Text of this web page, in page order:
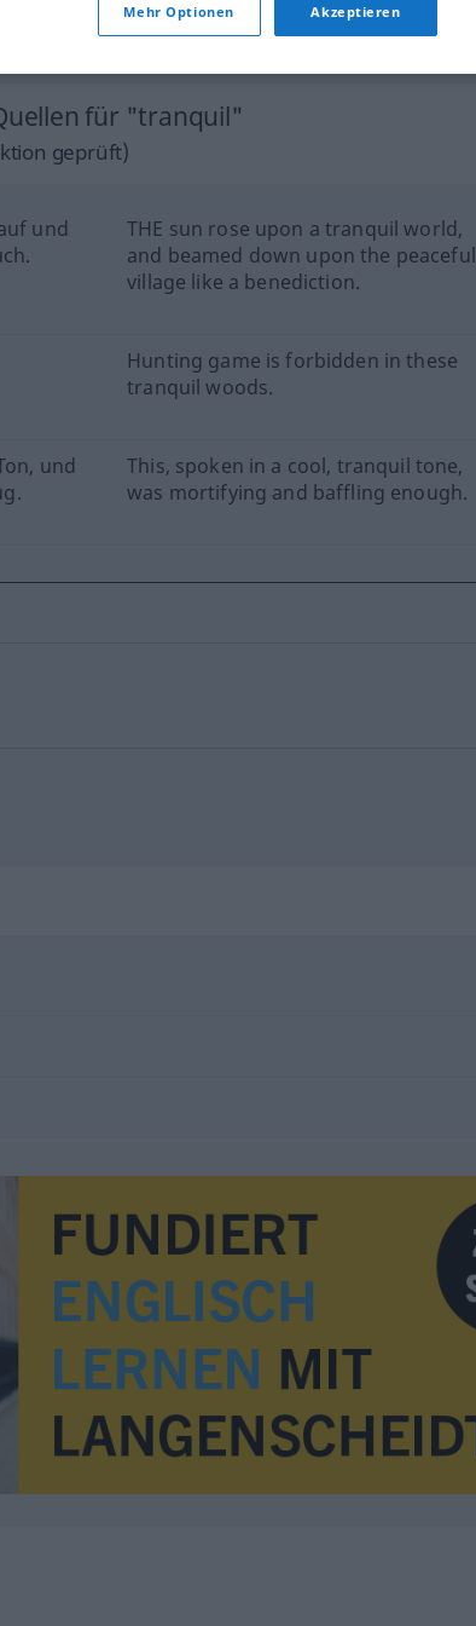
siehe „calm“
für "tranquil"
geprüft)
und
THE sun rose upon a tranquil world,
and beamed down upon the peaceful
village like a benediction.
Hunting game is forbidden in these
tranquil woods.
und
This, spoken in a cool, tranquil tone,
was mortifying and baffling enough.
Mehr Optionen Akzeptieren